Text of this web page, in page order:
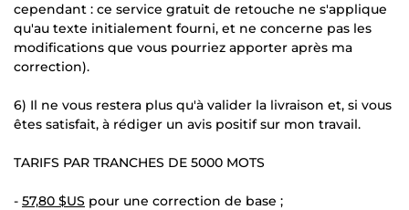
cependant : ce service gratuit de retouche ne s'applique
qu'au texte initialement fourni, et ne concerne pas les
modifications que vous pourriez apporter après ma
correction).
6) Il ne vous restera plus qu'à valider la livraison et, si vous
êtes satisfait, à rédiger un avis positif sur mon travail.
TARIFS PAR TRANCHES DE 5000 MOTS
- 57,80 $US pour une correction de base ;